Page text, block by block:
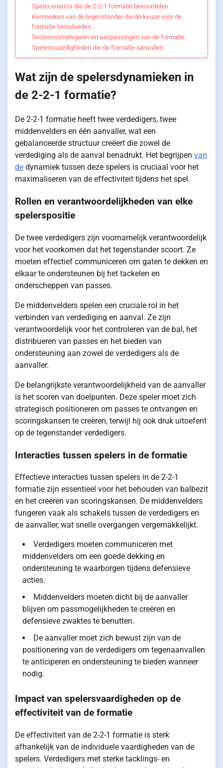
Spelscenario’s die de 2-2-1 formatie bevoordelen
Kenmerken van de tegenstander die de keuze voor de
formatie beïnvloeden
Seizoensstrategieën en aanpassingen van de formatie
Spelersvaardigheden die de formatie aanvullen
Wat zijn de spelersdynamieken in
de 2-2-1 formatie?
De 2-2-1 formatie heeft twee verdedigers, twee
middenvelders en één aanvaller, wat een
gebalanceerde structuur creëert die zowel de
verdediging als de aanval benadrukt. Het begrijpen van
de dynamiek tussen deze spelers is cruciaal voor het
maximaliseren van de effectiviteit tijdens het spel.
Rollen en verantwoordelijkheden van elke
spelerspositie
De twee verdedigers zijn voornamelijk verantwoordelijk
voor het voorkomen dat het tegenstander scoort. Ze
moeten effectief communiceren om gaten te dekken en
elkaar te ondersteunen bij het tackelen en
onderscheppen van passes.
De middenvelders spelen een cruciale rol in het
verbinden van verdediging en aanval. Ze zijn
verantwoordelijk voor het controleren van de bal, het
distribueren van passes en het bieden van
ondersteuning aan zowel de verdedigers als de
aanvaller.
De belangrijkste verantwoordelijkheid van de aanvaller
is het scoren van doelpunten. Deze speler moet zich
strategisch positioneren om passes te ontvangen en
scoringskansen te creëren, terwijl hij ook druk uitoefent
op de tegenstander verdedigers.
Interacties tussen spelers in de formatie
Effectieve interacties tussen spelers in de 2-2-1
formatie zijn essentieel voor het behouden van balbezit
en het creëren van scoringskansen. De middenvelders
fungeren vaak als schakels tussen de verdedigers en
de aanvaller, wat snelle overgangen vergemakkelijkt.
Verdedigers moeten communiceren met
middenvelders om een goede dekking en
ondersteuning te waarborgen tijdens defensieve
acties.
Middenvelders moeten dicht bij de aanvaller
blijven om passmogelijkheden te creëren en
defensieve zwaktes te benutten.
De aanvaller moet zich bewust zijn van de
positionering van de verdedigers om tegenaanvallen
te anticiperen en ondersteuning te bieden wanneer
nodig.
Impact van spelersvaardigheden op de
effectiviteit van de formatie
De effectiviteit van de 2-2-1 formatie is sterk
afhankelijk van de individuele vaardigheden van de
spelers. Verdedigers met sterke tacklings- en